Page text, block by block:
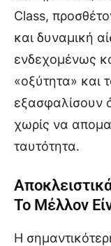
Class,
και δυναμική
ενδεχομένως
«οξύτητα» και
εξασφαλίσουν
χωρίς να
ταυτότητα.
Το Μέλλον
Η